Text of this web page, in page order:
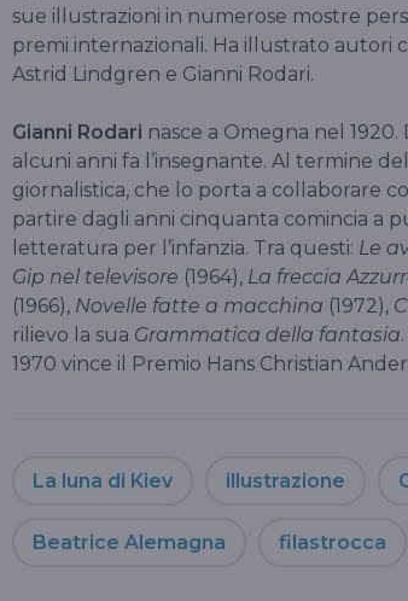
sue illustrazioni in numerose mostre
premi internazionali. Ha illustrato autori
Astrid Lindgren e Gianni Rodari.
Gianni Rodari nasce a Omegna nel
alcuni anni fa l’insegnante. Al termine
giornalistica, che lo porta a collaborare
partire dagli anni cinquanta comincia a
letteratura per l’infanzia. Tra questi: Le
Gip nel televisore (1964), La freccia
(1966), Novelle fatte a macchina (1972),
rilievo la sua Grammatica della fantasia.
1970 vince il Premio Hans Christian
La luna di Kiev illustrazione
Beatrice Alemagna filastrocca